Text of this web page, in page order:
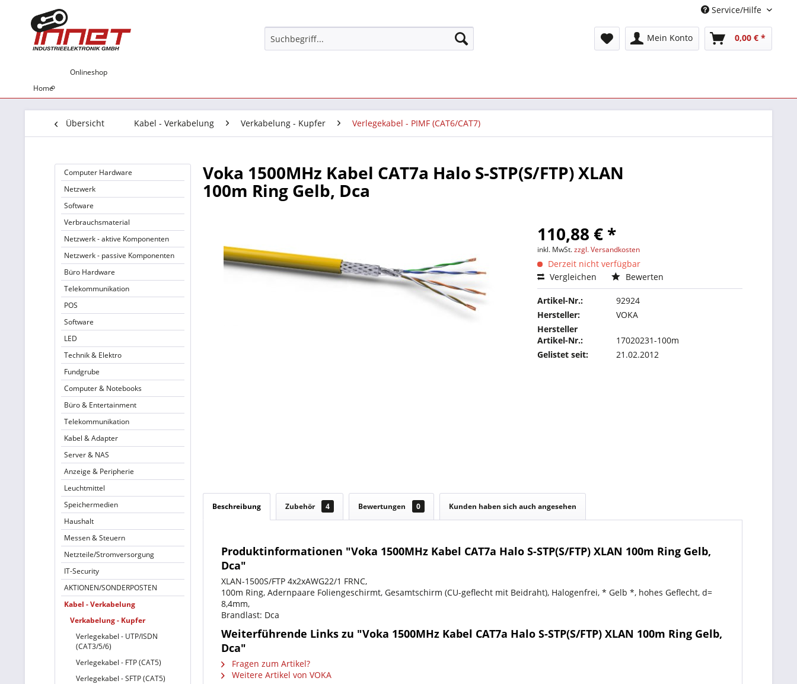
Service/Hilfe
Mein Konto 0,00 € *
Home
Onlineshop
Übersicht Kabel - Verkabelung Verkabelung - Kupfer Verlegekabel - PIMF (CAT6/CAT7)
Computer Hardware
Netzwerk
Software
Verbrauchsmaterial
Netzwerk - aktive Komponenten
Netzwerk - passive Komponenten
Büro Hardware
Telekommunikation
POS
Software
LED
Technik & Elektro
Fundgrube
Computer & Notebooks
Büro & Entertainment
Telekommunikation
Kabel & Adapter
Server & NAS
Anzeige & Peripherie
Leuchtmittel
Speichermedien
Haushalt
Messen & Steuern
Netzteile/Stromversorgung
IT-Security
AKTIONEN/SONDERPOSTEN
Kabel - Verkabelung
Verkabelung - Kupfer
Verlegekabel - UTP/ISDN
(CAT3/5/6)
Verlegekabel - FTP (CAT5)
Verlegekabel - SFTP (CAT5)
Voka 1500MHz Kabel CAT7a Halo S-STP(S/FTP) XLAN
100m Ring Gelb, Dca
110,88 € *
inkl. MwSt.zzgl. Versandkosten
Derzeit nicht verfügbar
Vergleichen
Bewerten
Artikel-Nr.:
92924
Hersteller:
VOKA
Hersteller
Artikel-Nr.:
17020231-100m
Gelistet seit:
21.02.2012
Beschreibung Zubehör 4 Bewertungen 0 Kunden haben sich auch angesehen
Produktinformationen "Voka 1500MHz Kabel CAT7a Halo S-STP(S/FTP) XLAN 100m Ring Gelb,
Dca"
XLAN-1500S/FTP 4x2xAWG22/1 FRNC,
100m Ring, Adernpaare Foliengeschirmt, Gesamtschirm (CU-geflecht mit Beidraht), Halogenfrei, * Gelb *, hohes Geflecht, d=
8,4mm,
Brandlast: Dca
Weiterführende Links zu "Voka 1500MHz Kabel CAT7a Halo S-STP(S/FTP) XLAN 100m Ring Gelb,
Dca"
Fragen zum Artikel?
Weitere Artikel von VOKA